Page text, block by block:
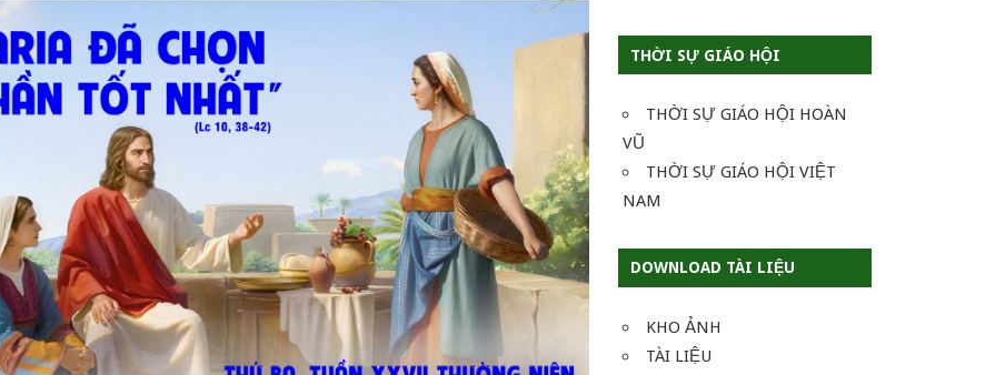
THỜI SỰ GIÁO HỘI
THỜI SỰ GIÁO HỘI HOÀN
VŨ
THỜI SỰ GIÁO HỘI VIỆT
NAM
DOWNLOAD TÀI LIỆU
KHO ẢNH
TÀI LIỆU